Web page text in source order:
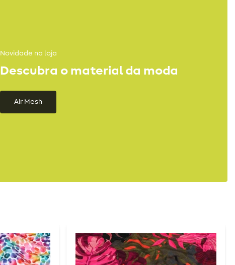
Novidade na loja
Descubra o material da moda
Air Mesh